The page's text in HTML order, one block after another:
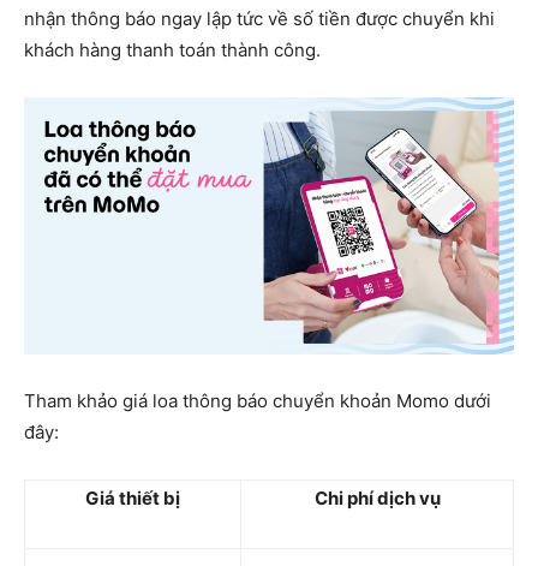
nhận thông báo ngay lập tức về số tiền được chuyển khi
khách hàng thanh toán thành công.
Tham khảo giá loa thông báo chuyển khoản Momo dưới
đây:
Giá thiết bị Chi phí dịch vụ